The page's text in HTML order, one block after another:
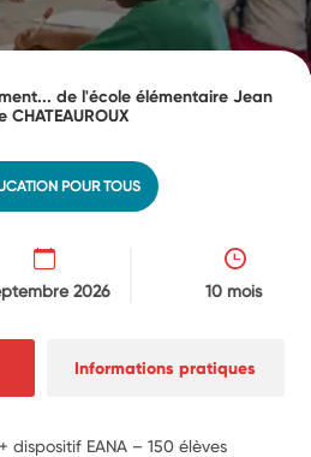
de l'école élémentaire Jean
CHATEAUROUX
POUR TOUS
2026 10 mois
Informations pratiques
dispositif EANA – 150 élèves